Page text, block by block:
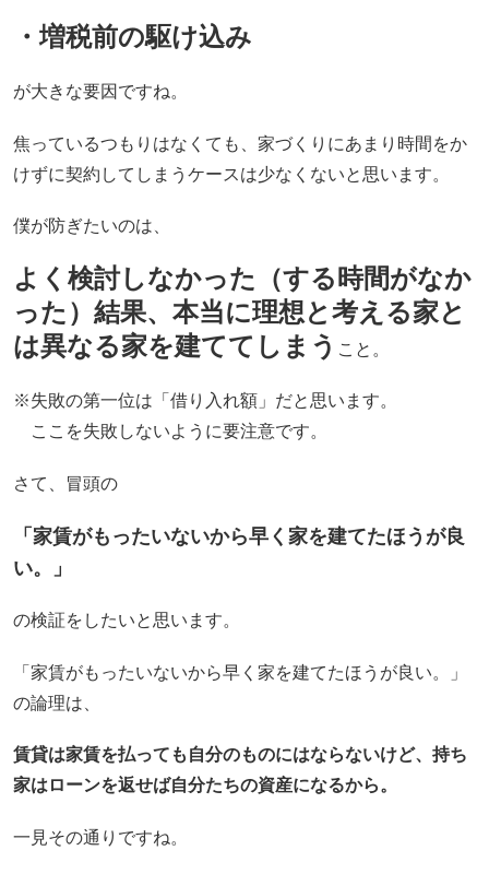
・増税前の駆け込み
が大きな要因ですね。
焦っているつもりはなくても、家づくりにあまり時間をか
けずに契約してしまうケースは少なくないと思います。
僕が防ぎたいのは、
よく検討しなかった（する時間がなか
った）結果、本当に理想と考える家と
は異なる家を建ててしまう こと。
※失敗の第一位は「借り入れ額」だと思います。
ここを失敗しないように要注意です。
さて、冒頭の
「家賃がもったいないから早く家を建てたほうが良
い。」
の検証をしたいと思います。
「家賃がもったいないから早く家を建てたほうが良い。」
の論理は、
賃貸は家賃を払っても自分のものにはならないけど、持ち
家はローンを返せば自分たちの資産になるから。
一見その通りですね。